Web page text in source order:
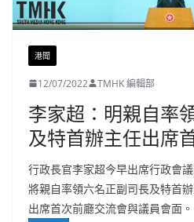
港聞
12/07/2022 TMHK 編輯部
李家超：明親自率
及特首辦主任出席
行政長官李家超今早出席行政會
將親自率領六名正副司長及特首
出席首次前廳交流會與議員會面。